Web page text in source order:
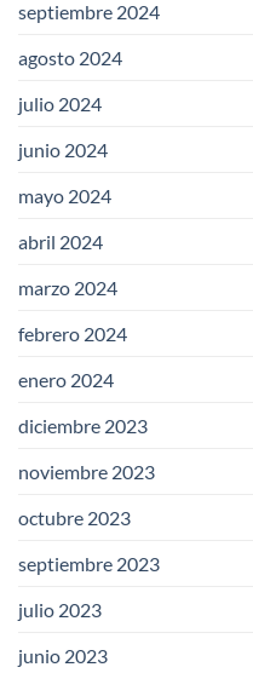
septiembre 2024
agosto 2024
julio 2024
junio 2024
mayo 2024
abril 2024
marzo 2024
febrero 2024
enero 2024
diciembre 2023
noviembre 2023
octubre 2023
septiembre 2023
julio 2023
junio 2023